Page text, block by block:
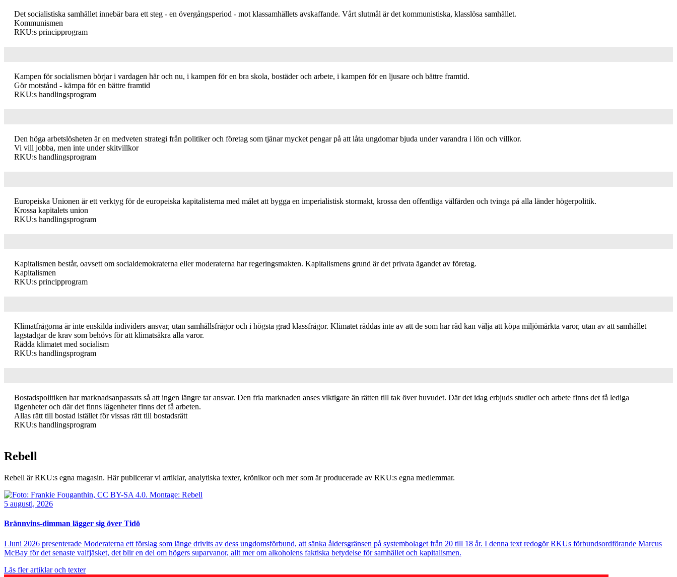
Det socialistiska samhället innebär bara ett steg - en övergångsperiod - mot klassamhällets avskaffande. Vårt slutmål är det kommunistiska, klasslösa samhället.
Kommunismen
RKU:s principprogram
Kampen för socialismen börjar i vardagen här och nu, i kampen för en bra skola, bostäder och arbete, i kampen för en ljusare och bättre framtid.
Gör motstånd - kämpa för en bättre framtid
RKU:s handlingsprogram
Den höga arbetslösheten är en medveten strategi från politiker och företag som tjänar mycket pengar på att låta ungdomar bjuda under varandra i lön och villkor.
Vi vill jobba, men inte under skitvillkor
RKU:s handlingsprogram
Europeiska Unionen är ett verktyg för de europeiska kapitalisterna med målet att bygga en imperialistisk stormakt, krossa den offentliga välfärden och tvinga på alla länder högerpolitik.
Krossa kapitalets union
RKU:s handlingsprogram
Kapitalismen består, oavsett om socialdemokraterna eller moderaterna har regeringsmakten. Kapitalismens grund är det privata ägandet av företag.
Kapitalismen
RKU:s principprogram
Klimatfrågorna är inte enskilda individers ansvar, utan samhällsfrågor och i högsta grad klassfrågor. Klimatet räddas inte av att de som har råd kan välja att köpa miljömärkta varor, utan av att samhället
lagstadgar de krav som behövs för att klimatsäkra alla varor.
Rädda klimatet med socialism
RKU:s handlingsprogram
Bostadspolitiken har marknadsanpassats så att ingen längre tar ansvar. Den fria marknaden anses viktigare än rätten till tak över huvudet. Där det idag erbjuds studier och arbete finns det få lediga
lägenheter och där det finns lägenheter finns det få arbeten.
Allas rätt till bostad istället för vissas rätt till bostadsrätt
RKU:s handlingsprogram
Rebell
Rebell är RKU:s egna magasin. Här publicerar vi artiklar, analytiska texter, krönikor och mer som är producerade av RKU:s egna medlemmar.
Bild
5 augusti, 2026
Brännvins-dimman lägger sig över Tidö
I Juni 2026 presenterade Moderaterna ett förslag som länge drivits av dess ungdomsförbund, att sänka åldersgränsen på systembolaget från 20 till 18 år. I denna text redogör RKUs förbundsordförande Marcus
McBay för det senaste valfjäsket, det blir en del om högers suparvanor, allt mer om alkoholens faktiska betydelse för samhället och kapitalismen.
Läs fler artiklar och texter